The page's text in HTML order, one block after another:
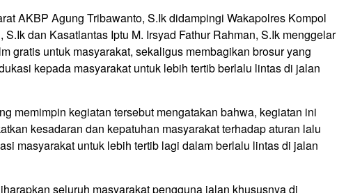
AKBP Agung Tribawanto, S.Ik didampingi Wakapolres Kompol
dan Kasatlantas Iptu M. Irsyad Fathur Rahman, S.Ik menggelar
gratis untuk masyarakat, sekaligus membagikan brosur yang
kepada masyarakat untuk lebih tertib berlalu lintas di jalan
memimpin kegiatan tersebut mengatakan bahwa, kegiatan ini
kesadaran dan kepatuhan masyarakat terhadap aturan lalu
masyarakat untuk lebih tertib lagi dalam berlalu lintas di jalan
seluruh masyarakat pengguna jalan khususnya di